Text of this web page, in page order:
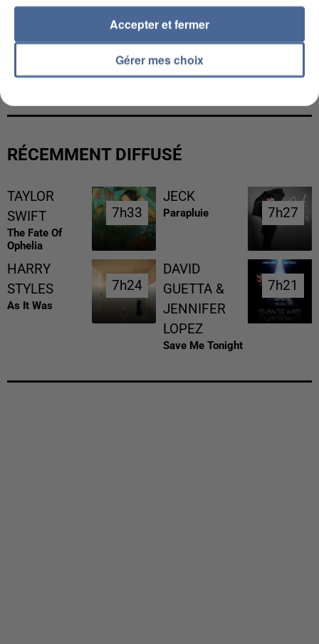
L’UN DES FONDATEURS SUPPOSÉS DE LA DZ
MAFIA INTERPELLÉ EN ALGÉRIE
RÉCEMMENT DIFFUSÉ
TAYLOR
SWIFT
The Fate Of
Ophelia
7h33
7h33
JECK
Parapluie 7h27
7h27
HARRY
STYLES
As It Was
7h24
7h24
DAVID
GUETTA &
JENNIFER
LOPEZ
Save Me Tonight
7h21
7h21
Gérer mes choix
Accepter et fermer